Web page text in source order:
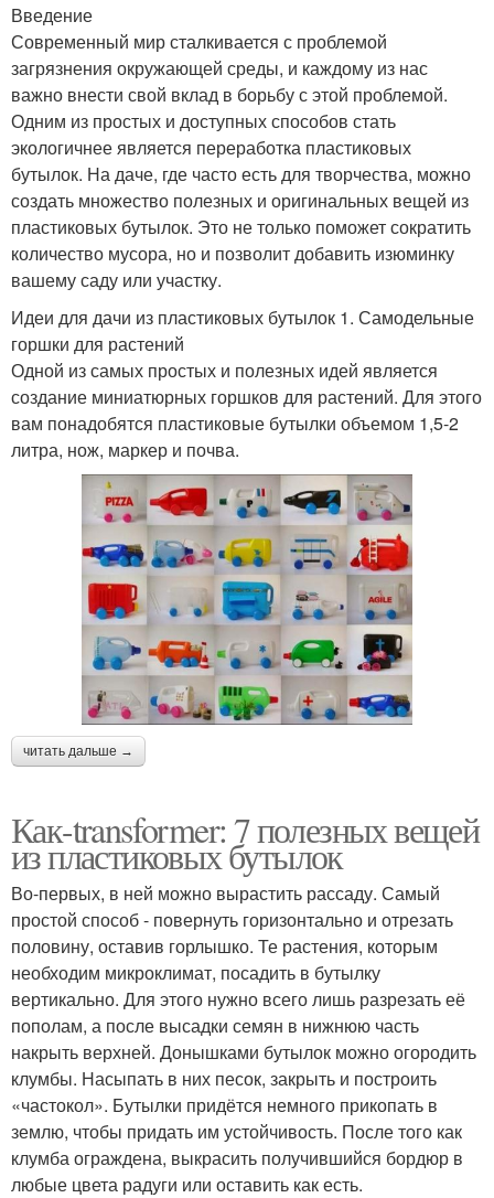
Введение
Современный мир сталкивается с проблемой
загрязнения окружающей среды, и каждому из нас
важно внести свой вклад в борьбу с этой проблемой.
Одним из простых и доступных способов стать
экологичнее является переработка пластиковых
бутылок. На даче, где часто есть для творчества, можно
создать множество полезных и оригинальных вещей из
пластиковых бутылок. Это не только поможет сократить
количество мусора, но и позволит добавить изюминку
вашему саду или участку.
Идеи для дачи из пластиковых бутылок 1. Самодельные
горшки для растений
Одной из самых простых и полезных идей является
создание миниатюрных горшков для растений. Для этого
вам понадобятся пластиковые бутылки объемом 1,5-2
литра, нож, маркер и почва.
читать дальше →
Как-transformer: 7 полезных вещей
из пластиковых бутылок
Во-первых, в ней можно вырастить рассаду. Самый
простой способ - повернуть горизонтально и отрезать
половину, оставив горлышко. Те растения, которым
необходим микроклимат, посадить в бутылку
вертикально. Для этого нужно всего лишь разрезать её
пополам, а после высадки семян в нижнюю часть
накрыть верхней. Донышками бутылок можно огородить
клумбы. Насыпать в них песок, закрыть и построить
«частокол». Бутылки придётся немного прикопать в
землю, чтобы придать им устойчивость. После того как
клумба ограждена, выкрасить получившийся бордюр в
любые цвета радуги или оставить как есть.